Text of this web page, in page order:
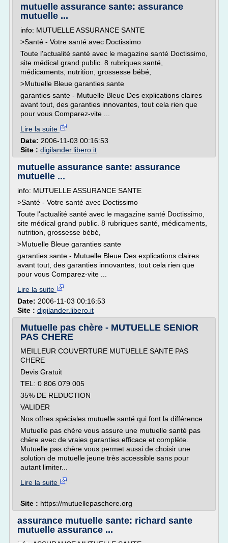
mutuelle assurance sante: assurance
mutuelle ...
info: MUTUELLE ASSURANCE SANTE
>Santé - Votre santé avec Doctissimo
Toute l'actualité santé avec le magazine santé Doctissimo,
site médical grand public. 8 rubriques santé,
médicaments, nutrition, grossesse bébé,
>Mutuelle Bleue garanties sante
garanties sante - Mutuelle Bleue Des explications claires
avant tout, des garanties innovantes, tout cela rien que
pour vous Comparez-vite ...
Lire la suite
Date: 2006-11-03 00:16:53
Site : digilander.libero.it
mutuelle assurance sante: assurance
mutuelle ...
info: MUTUELLE ASSURANCE SANTE
>Santé - Votre santé avec Doctissimo
Toute l'actualité santé avec le magazine santé Doctissimo,
site médical grand public. 8 rubriques santé, médicaments,
nutrition, grossesse bébé,
>Mutuelle Bleue garanties sante
garanties sante - Mutuelle Bleue Des explications claires
avant tout, des garanties innovantes, tout cela rien que
pour vous Comparez-vite ...
Lire la suite
Date: 2006-11-03 00:16:53
Site : digilander.libero.it
Mutuelle pas chère - MUTUELLE SENIOR
PAS CHERE
MEILLEUR COUVERTURE MUTUELLE SANTE PAS
CHERE
Devis Gratuit
TEL: 0 806 079 005
35% DE REDUCTION
VALIDER
Nos offres spéciales mutuelle santé qui font la différence
Mutuelle pas chère vous assure une mutuelle santé pas
chère avec de vraies garanties efficace et complète.
Mutuelle pas chère vous permet aussi de choisir une
solution de mutuelle jeune très accessible sans pour
autant limiter...
Lire la suite
Site : https://mutuellepaschere.org
assurance mutuelle sante: richard sante
mutuelle assurance ...